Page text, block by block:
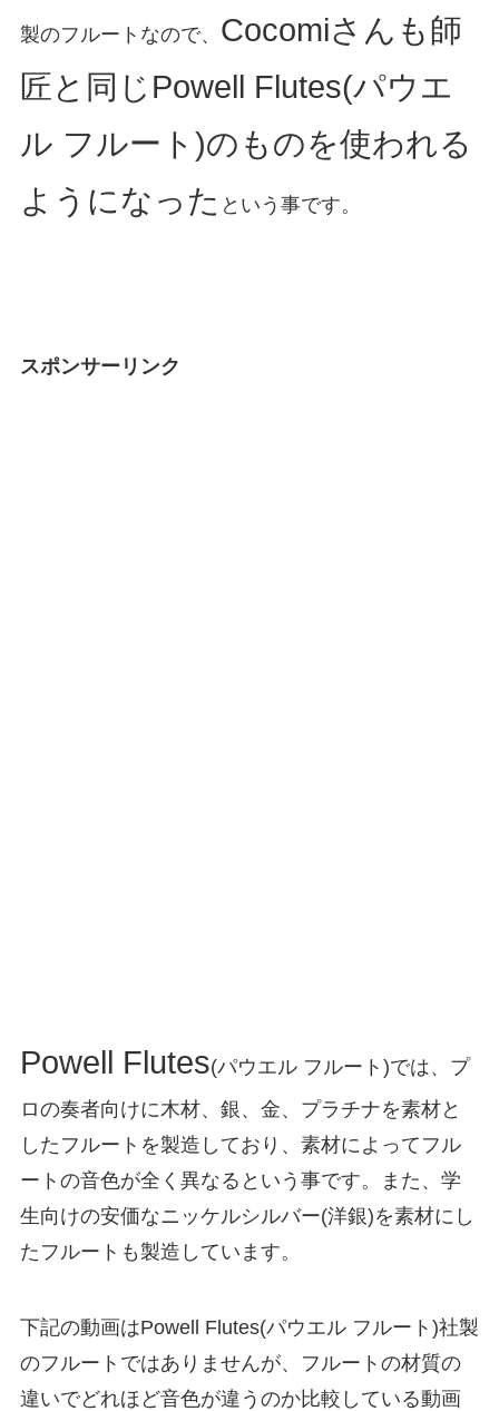
製のフルートなので、 Cocomiさんも師
匠と同じPowell Flutes(パウエ
ル フルート)のものを使われる
ようになった という事です。
スポンサーリンク
Powell Flutes(パウエル フルート)では、プ
ロの奏者向けに木材、銀、金、プラチナを素材と
したフルートを製造しており、素材によってフル
ートの音色が全く異なるという事です。また、学
生向けの安価なニッケルシルバー(洋銀)を素材にし
たフルートも製造しています。
下記の動画はPowell Flutes(パウエル フルート)社製
のフルートではありませんが、フルートの材質の
違いでどれほど音色が違うのか比較している動画